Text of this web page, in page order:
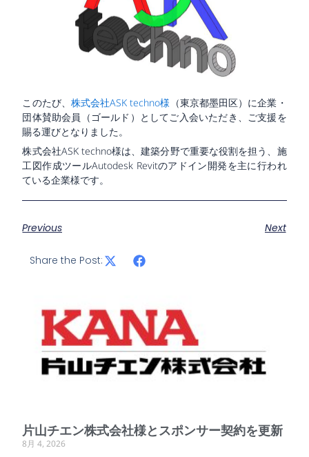
このたび、 株式会社ASK techno様 （東京都墨田区）に企業・
団体賛助会員（ゴールド）としてご入会いただき、ご支援を
賜る運びとなりました。
株式会社ASK techno様は、建築分野で重要な役割を担う、施
工図作成ツールAutodesk Revitのアドイン開発を主に行われ
ている企業様です。
Previous Next
Share the Post:
片山チエン株式会社様とスポンサー契約を更新
8月 4, 2026